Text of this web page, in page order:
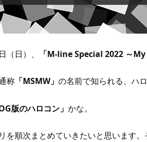
（日）、 「M-line Special 2022 ～My
称 「MSMW」 の名前で知られる、ハ
OG版のハロコン」 かな。
を順次まとめていきたいと思います。